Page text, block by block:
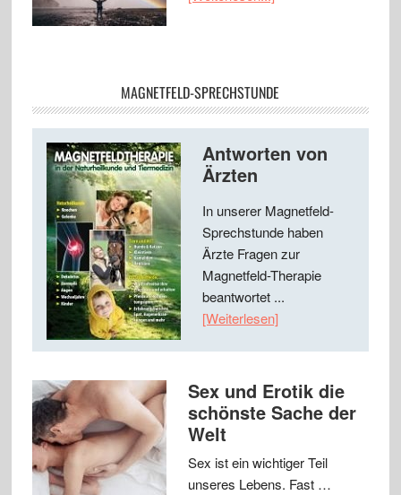
MAGNETFELD-SPRECHSTUNDE
Antworten von
Ärzten
In unserer Magnetfeld-
Sprechstunde haben
Ärzte Fragen zur
Magnetfeld-Therapie
beantwortet ...
[Weiterlesen]
Sex und Erotik die
schönste Sache der
Welt
Sex ist ein wichtiger Teil
unseres Lebens. Fast …